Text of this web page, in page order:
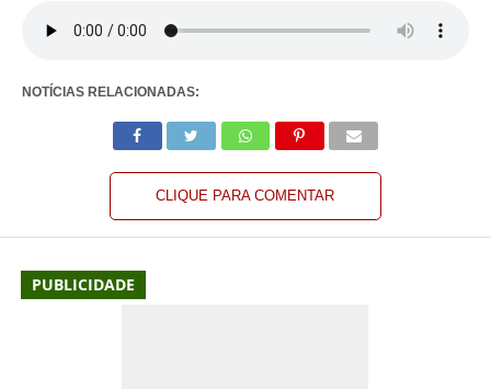
NOTÍCIAS RELACIONADAS:
CLIQUE PARA COMENTAR
PUBLICIDADE